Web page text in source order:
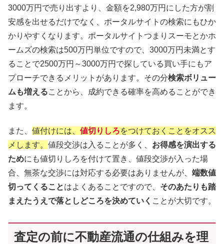
3000万円で売り出すより、金額を2,980万円にした方が割
安感を出せるだけでなく、ポータルサイトの検索にもひか
かりやすくなります。ポータルサイトつまりスーモとかホ
ームズの検索は500万円単位ですので、3000万円未満とす
ることで2500万円～3000万円で探している買い手にもア
プローチできるメリットがあります。その分検索ボリュー
ムも増えることから、成約できる確率を高めることができ
ます。
また、 値付けには、 値切りしろをつけておくことをオスス
メします。 値段交渉は入ることが多く、 お得感を演出する
ためにも値切りしろを付けて置き、値段交渉が入った場
合、無茶な交渉には対応する必要はありませんが、 端数値
切ってくることはよくあることですので、 そのあたりも踏
まえたうえで落としどころを決めていく ことが大切です。
査定の前に不動産流通の仕組みを理